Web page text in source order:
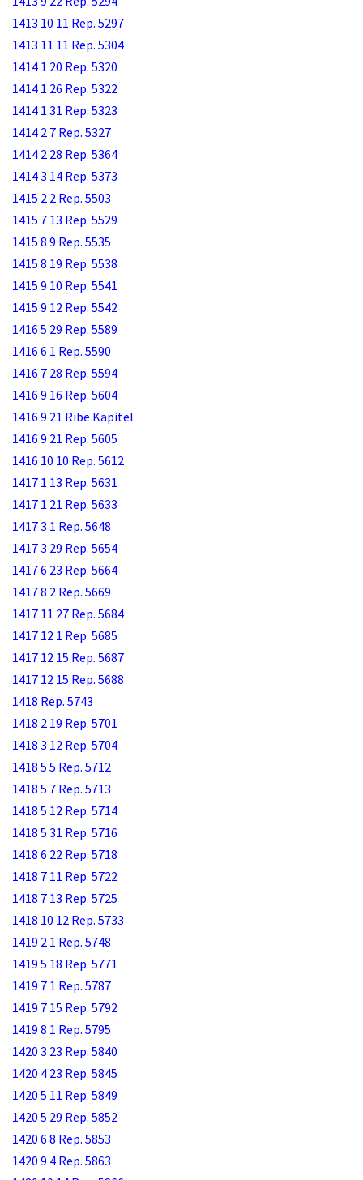
1413 10 11 Rep. 5297
1413 11 11 Rep. 5304
1414 1 20 Rep. 5320
1414 1 26 Rep. 5322
1414 1 31 Rep. 5323
1414 2 7 Rep. 5327
1414 2 28 Rep. 5364
1414 3 14 Rep. 5373
1415 2 2 Rep. 5503
1415 7 13 Rep. 5529
1415 8 9 Rep. 5535
1415 8 19 Rep. 5538
1415 9 10 Rep. 5541
1415 9 12 Rep. 5542
1416 5 29 Rep. 5589
1416 6 1 Rep. 5590
1416 7 28 Rep. 5594
1416 9 16 Rep. 5604
1416 9 21 Ribe Kapitel
1416 9 21 Rep. 5605
1416 10 10 Rep. 5612
1417 1 13 Rep. 5631
1417 1 21 Rep. 5633
1417 3 1 Rep. 5648
1417 3 29 Rep. 5654
1417 6 23 Rep. 5664
1417 8 2 Rep. 5669
1417 11 27 Rep. 5684
1417 12 1 Rep. 5685
1417 12 15 Rep. 5687
1417 12 15 Rep. 5688
1418 Rep. 5743
1418 2 19 Rep. 5701
1418 3 12 Rep. 5704
1418 5 5 Rep. 5712
1418 5 7 Rep. 5713
1418 5 12 Rep. 5714
1418 5 31 Rep. 5716
1418 6 22 Rep. 5718
1418 7 11 Rep. 5722
1418 7 13 Rep. 5725
1418 10 12 Rep. 5733
1419 2 1 Rep. 5748
1419 5 18 Rep. 5771
1419 7 1 Rep. 5787
1419 7 15 Rep. 5792
1419 8 1 Rep. 5795
1420 3 23 Rep. 5840
1420 4 23 Rep. 5845
1420 5 11 Rep. 5849
1420 5 29 Rep. 5852
1420 6 8 Rep. 5853
1420 9 4 Rep. 5863